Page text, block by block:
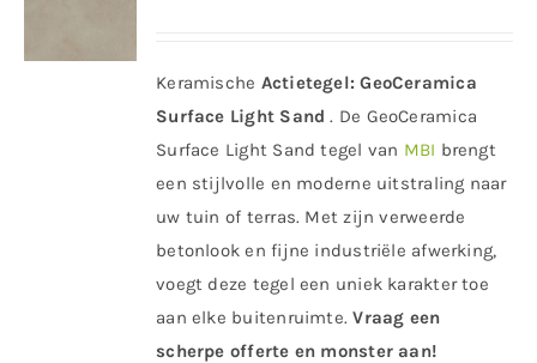
Keramische Actietegel: GeoCeramica
Surface Light Sand. De GeoCeramica
Surface Light Sand tegel van MBI brengt
een stijlvolle en moderne uitstraling naar
uw tuin of terras. Met zijn verweerde
betonlook en fijne industriële afwerking,
voegt deze tegel een uniek karakter toe
aan elke buitenruimte.Vraag een
scherpe offerte en monster aan!